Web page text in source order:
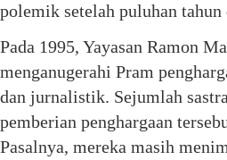
polemik setelah puluhan tahun
Pada 1995, Yayasan Ramon
menganugerahi Pram
dan jurnalistik. Sejumlah
pemberian penghargaan
Pasalnya, mereka masih